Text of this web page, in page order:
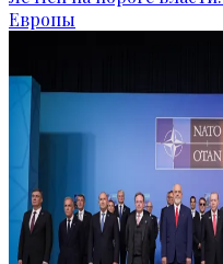
Европы